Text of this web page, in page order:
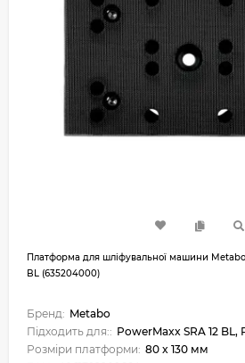
Платформа для шліфувальної машини Metabo
BL (635204000)
Бренд: Metabo
Підходить для:: PowerMaxx SRA 12 BL,
Розміри платформи: 80 x 130 мм